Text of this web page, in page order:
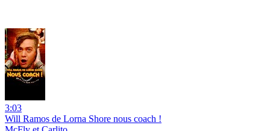
3:03
Will Ramos de Lorna Shore nous coach !